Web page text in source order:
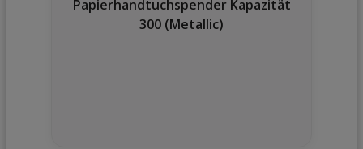
Papierhandtuchspender Kapazität
300 (Metallic)